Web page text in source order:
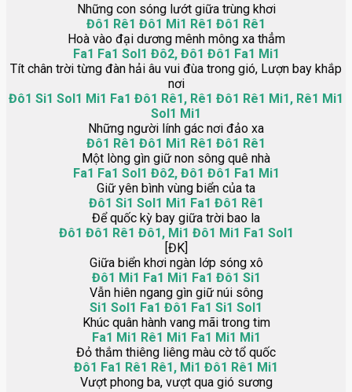
Những con sóng lướt giữa trùng khơi
Đô1 Rê1 Đô1 Mi1 Rê1 Đô1 Rê1
Hoà vào đại dương mênh mông xa thẳm
Fa1 Fa1 Sol1 Đô2, Đô1 Đô1 Fa1 Mi1
Tít chân trời từng đàn hải âu vui đùa trong gió, Lượn bay khắp
nơi
Đô1 Si1 Sol1 Mi1 Fa1 Đô1 Rê1, Rê1 Đô1 Rê1 Mi1, Rê1 Mi1
Sol1 Mi1
Những người lính gác nơi đảo xa
Đô1 Rê1 Đô1 Mi1 Rê1 Đô1 Rê1
Một lòng gìn giữ non sông quê nhà
Fa1 Fa1 Sol1 Đô2, Đô1 Đô1 Fa1 Mi1
Giữ yên bình vùng biển của ta
Đô1 Si1 Sol1 Mi1 Fa1 Đô1 Rê1
Để quốc kỳ bay giữa trời bao la
Đô1 Đô1 Rê1 Đô1, Mi1 Đô1 Mi1 Fa1 Sol1
[ĐK]
Giữa biển khơi ngàn lớp sóng xô
Đô1 Mi1 Fa1 Mi1 Fa1 Đô1 Si1
Vẫn hiên ngang gìn giữ núi sông
Si1 Sol1 Fa1 Đô1 Fa1 Si1 Sol1
Khúc quân hành vang mãi trong tim
Fa1 Mi1 Rê1 Mi1 Fa1 Mi1 Mi1
Đỏ thắm thiêng liêng màu cờ tổ quốc
Đô1 Fa1 Rê1 Rê1, Mi1 Đô1 Rê1 Mi1
Vượt phong ba, vượt qua gió sương